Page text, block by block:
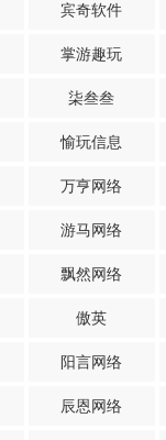
宾奇软件
掌游趣玩
柒叁叁
愉玩信息
万亨网络
游马网络
飘然网络
傲英
阳言网络
辰恩网络